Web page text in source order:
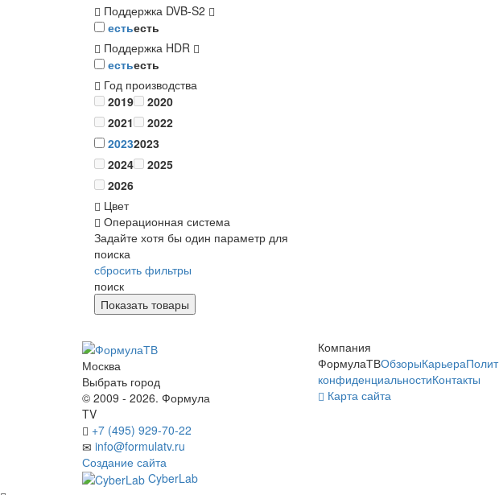
Поддержка DVB-S2
естьесть
Поддержка HDR
естьесть
Год производства
2019
2020
2021
2022
20232023
2024
2025
2026
Цвет
Операционная система
Задайте хотя бы один параметр для
поиска
сбросить фильтры
поиск
Москва
Выбрать город
© 2009 - 2026. Формула
TV
+7 (495) 929-70-22
info@formulatv.ru
Создание сайта
CyberLab
Компания
ФормулаТВОбзорыКарьера
конфиденциальностиКонтакты
Карта сайта